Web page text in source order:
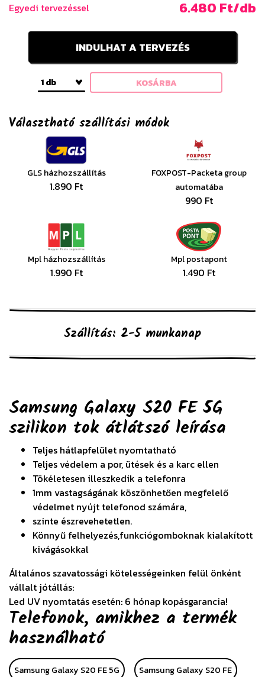
Egyedi tervezéssel 6.480 Ft/db
INDULHAT A TERVEZÉS
1 db KOSÁRBA
Választható szállítási módok
GLS házhozszállítás
1.890 Ft
FOXPOST-Packeta group
automatába
990 Ft
Mpl házhozszállítás
1.990 Ft
Mpl postapont
1.490 Ft
Szállítás: 2-5 munkanap
Samsung Galaxy S20 FE 5G
szilikon tok átlátszó leírása
Teljes hátlapfelület nyomtatható
Teljes védelem a por, ütések és a karc ellen
Tökéletesen illeszkedik a telefonra
1mm vastagságának köszönhetően megfelelő
védelmet nyújt telefonod számára,
szinte észrevehetetlen.
Könnyű felhelyezés,funkciógomboknak kialakított
kivágásokkal
Általános szavatossági kötelességeinken felül önként
vállalt jótállás:
Led UV nyomtatás esetén: 6 hónap kopásgarancia!
Telefonok, amikhez a termék
használható
Samsung Galaxy S20 FE 5G Samsung Galaxy S20 FE